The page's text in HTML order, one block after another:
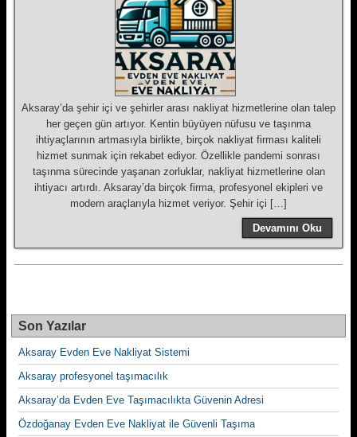
Aksaray’da şehir içi ve şehirler arası nakliyat hizmetlerine olan talep
her geçen gün artıyor. Kentin büyüyen nüfusu ve taşınma
ihtiyaçlarının artmasıyla birlikte, birçok nakliyat firması kaliteli
hizmet sunmak için rekabet ediyor. Özellikle pandemi sonrası
taşınma sürecinde yaşanan zorluklar, nakliyat hizmetlerine olan
ihtiyacı artırdı. Aksaray’da birçok firma, profesyonel ekipleri ve
modern araçlarıyla hizmet veriyor. Şehir içi […]
Devamını Oku
Son Yazılar
Aksaray Evden Eve Nakliyat Sistemi
Aksaray profesyonel taşımacılık
Aksaray’da Evden Eve Taşımacılıkta Güvenin Adresi
Özdoğanay Evden Eve Nakliyat ile Güvenli Taşıma